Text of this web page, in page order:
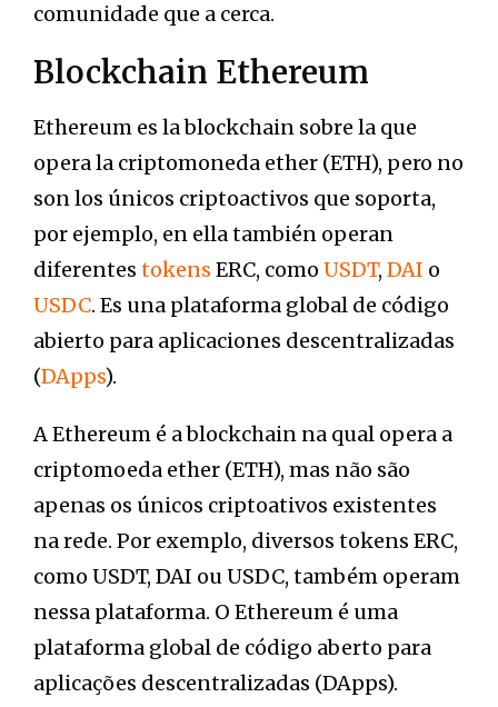
comunidade que a cerca.
Blockchain Ethereum
Ethereum es la blockchain sobre la que
opera la criptomoneda ether (ETH), pero no
son los únicos criptoactivos que soporta,
por ejemplo, en ella también operan
diferentes tokens ERC, como USDT, DAI o
USDC. Es una plataforma global de código
abierto para aplicaciones descentralizadas
(DApps).
A Ethereum é a blockchain na qual opera a
criptomoeda ether (ETH), mas não são
apenas os únicos criptoativos existentes
na rede. Por exemplo, diversos tokens ERC,
como USDT, DAI ou USDC, também operam
nessa plataforma. O Ethereum é uma
plataforma global de código aberto para
aplicações descentralizadas (DApps).